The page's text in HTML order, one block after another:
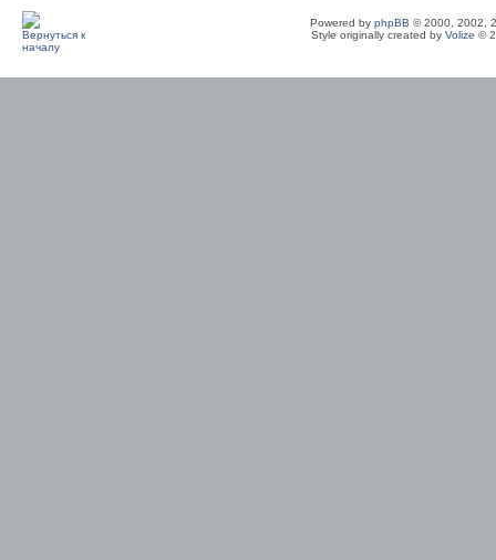
Powered by phpBB © 2000, 2002,
Style originally created by Volize ©